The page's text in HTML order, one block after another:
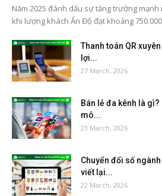
Năm 2025 đánh dấu sự tăng trưởng mạnh
khi lượng khách Ấn Độ đạt khoảng
Thanh toán QR
lợi...
27 March, 2026
Bán lẻ đa kênh là
mô...
23 March, 2026
Chuyển đổi số
viết lại...
22 March, 2026